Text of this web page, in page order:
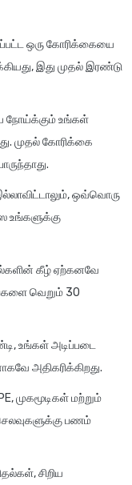
ஒரு கோரிக்கையை
இது முதல் இரண்டு
நோய்க்கும் உங்கள்
முதல் கோரிக்கை
ஒவ்வொரு
கீழ் ஏற்கனவே
வெறும் 30
உங்கள் அடிப்படை
அதிகரிக்கிறது.
முகமூடிகள் மற்றும்
பணம்
சிறிய